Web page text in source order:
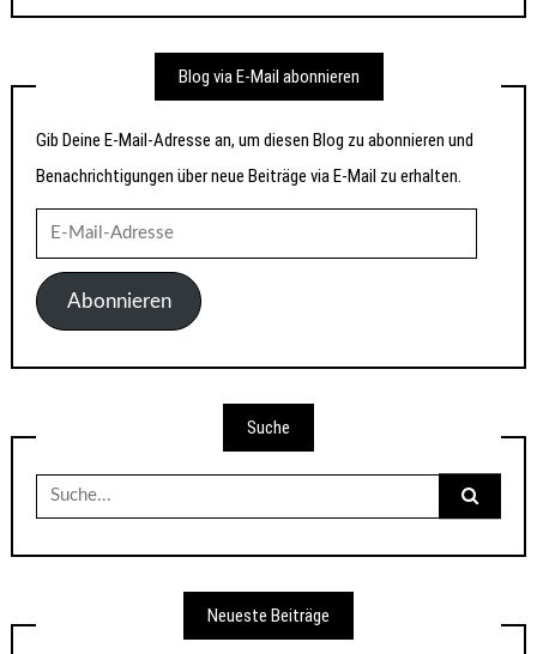
Blog via E-Mail abonnieren
Gib Deine E-Mail-Adresse an, um diesen Blog zu abonnieren und
Benachrichtigungen über neue Beiträge via E-Mail zu erhalten.
Mail-
AdresseAbonnieren
Suche
Suche
nach:
Neueste Beiträge